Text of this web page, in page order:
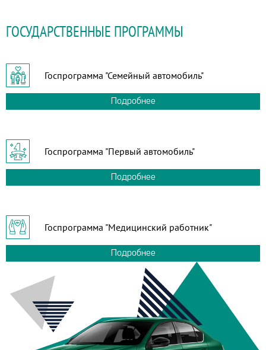
ГОСУДАРСТВЕННЫЕ ПРОГРАММЫ
Госпрограмма "Семейный автомобиль"
Подробнее
Госпрограмма "Первый автомобиль"
Подробнее
Госпрограмма "Медицинский работник"
Подробнее